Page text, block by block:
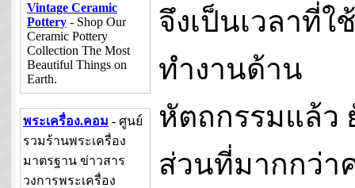
Vintage Ceramic
Pottery - Shop Our
Ceramic Pottery
Collection The Most
Beautiful Things on
Earth.
พระเครื่อง.คอม - ศูนย์
รวมร้านพระเครื่อง
มาตรฐาน ข่าวสาร
วงการพระเครื่อง
จึงเป็นเวลาที่ใช้
ทำงานด้าน
หัตถกรรมแล้ว
ส่วนที่มากกว่า